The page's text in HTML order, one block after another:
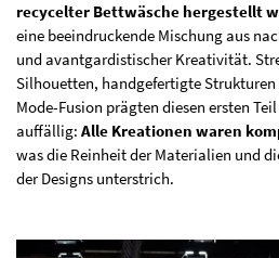
recycelter Bettwäsche hergestellt
eine beeindruckende Mischung aus
und avantgardistischer Kreativität.
Silhouetten, handgefertigte
Mode-Fusion prägten diesen ersten
auffällig: Alle Kreationen waren
was die Reinheit der Materialien und
der Designs unterstrich.